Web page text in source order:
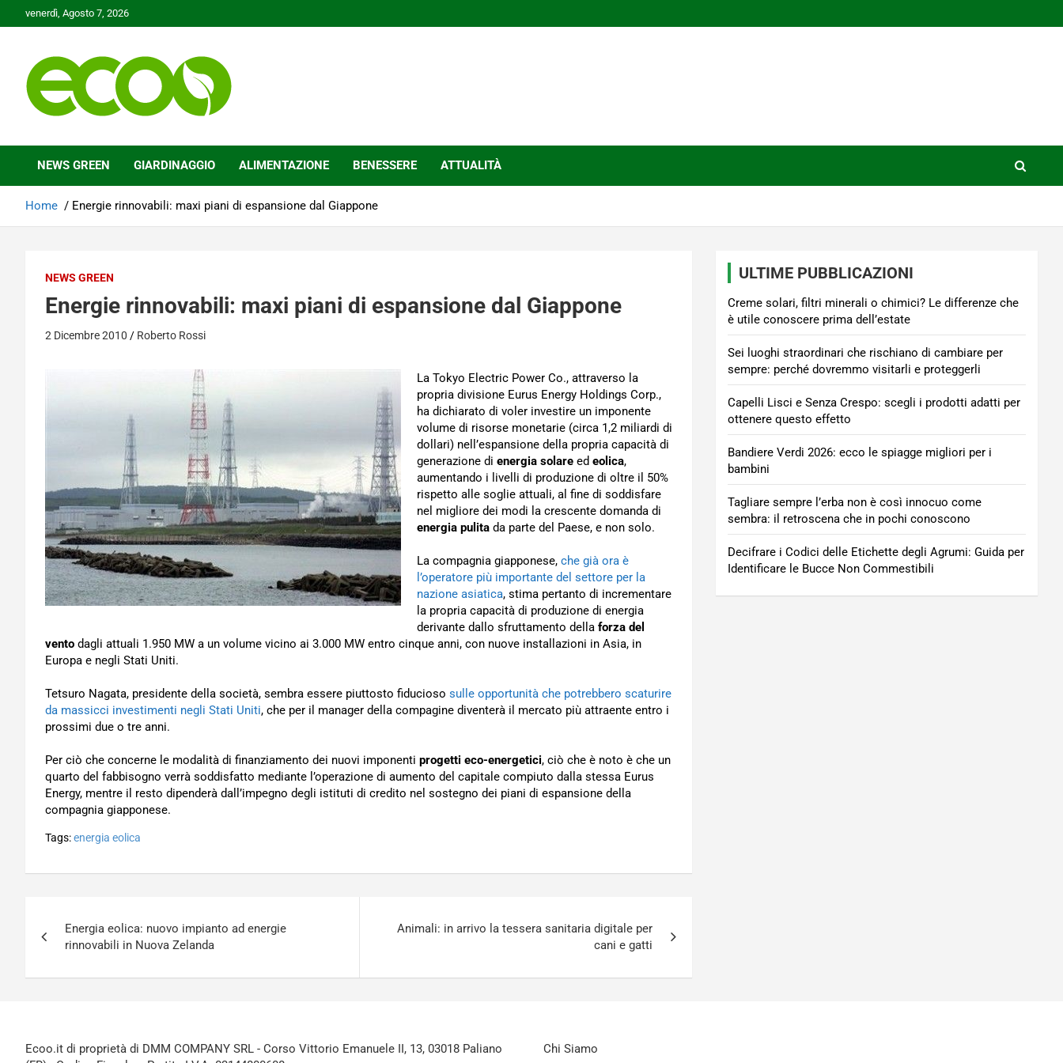
to
venerdì, Agosto 7, 2026
Ecoo.it
NEWS GREEN GIARDINAGGIO ALIMENTAZIONE BENESSERE ATTUALITÀ
Home Energie rinnovabili: maxi piani di espansione dal Giappone
NEWS GREEN
Energie rinnovabili: maxi piani di espansione dal Giappone
2 Dicembre 2010 Roberto Rossi
La Tokyo Electric Power Co., attraverso la
propria divisione Eurus Energy Holdings Corp.,
ha dichiarato di voler investire un imponente
volume di risorse monetarie (circa 1,2 miliardi di
dollari) nell’espansione della propria capacità di
generazione di energia solare ed eolica,
aumentando i livelli di produzione di oltre il 50%
rispetto alle soglie attuali, al fine di soddisfare
nel migliore dei modi la crescente domanda di
energia pulita da parte del Paese, e non solo.
La compagnia giapponese, che già ora è
l’operatore più importante del settore per la
nazione asiatica, stima pertanto di incrementare
la propria capacità di produzione di energia
derivante dallo sfruttamento della forza del
vento dagli attuali 1.950 MW a un volume vicino ai 3.000 MW entro cinque anni, con nuove installazioni in Asia, in
Europa e negli Stati Uniti.
Tetsuro Nagata, presidente della società, sembra essere piuttosto fiducioso sulle opportunità che potrebbero scaturire
da massicci investimenti negli Stati Uniti, che per il manager della compagine diventerà il mercato più attraente entro i
prossimi due o tre anni.
Per ciò che concerne le modalità di finanziamento dei nuovi imponenti progetti eco-energetici, ciò che è noto è che un
quarto del fabbisogno verrà soddisfatto mediante l’operazione di aumento del capitale compiuto dalla stessa Eurus
Energy, mentre il resto dipenderà dall’impegno degli istituti di credito nel sostegno dei piani di espansione della
compagnia giapponese.
Tags:energia eolica
articoli
Energia eolica: nuovo impianto ad energie
rinnovabili in Nuova Zelanda
Animali: in arrivo la tessera sanitaria digitale per
cani e gatti
ULTIME PUBBLICAZIONI
Creme solari, filtri minerali o chimici? Le differenze che
è utile conoscere prima dell’estate
Sei luoghi straordinari che rischiano di cambiare per
sempre: perché dovremmo visitarli e proteggerli
Capelli Lisci e Senza Crespo: scegli i prodotti adatti per
ottenere questo effetto
Bandiere Verdi 2026: ecco le spiagge migliori per i
bambini
Tagliare sempre l’erba non è così innocuo come
sembra: il retroscena che in pochi conoscono
Decifrare i Codici delle Etichette degli Agrumi: Guida per
Identificare le Bucce Non Commestibili
Ecoo.it di proprietà di DMM COMPANY SRL - Corso Vittorio Emanuele II, 13, 03018 Paliano
Chi Siamo